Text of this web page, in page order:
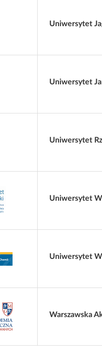
Uniwersytet
Uniwersytet
Uniwersytet
Uniwersytet
Uniwersytet
Warszawska